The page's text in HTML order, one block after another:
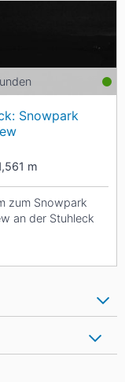
Snowpark
m
zum Snowpark
an der Stuhleck